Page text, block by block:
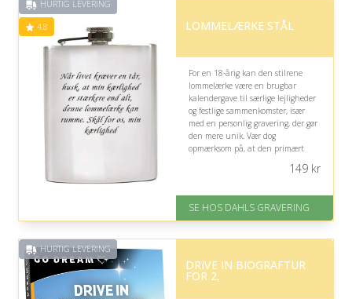
HURTIG LEVERING
4.8 LOMMELÆRKE STÅL
For en 18-årig kan den stilrene
lommelærke være en brugbar
kalendergave til særlige lejligheder
og festlige sammenkomster, især
med en personlig gravering, der gør
den mere unik. Vær dog
opmærksom på, at den primært
Fremragende Trustpilot rating
149kr
SE HOS DAHLS GRAVERING
HURTIG LEVERING
DRIVE IN BIOGRAFTUR
FOR 2,